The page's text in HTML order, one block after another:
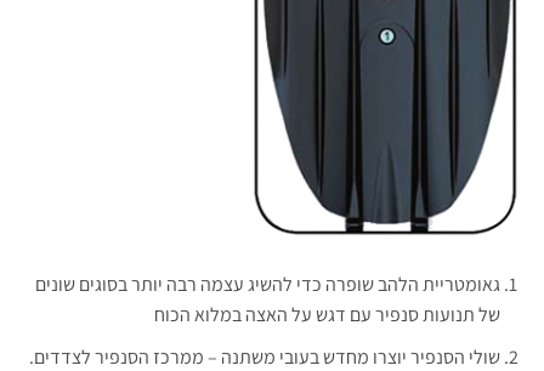
גאומטריית הלהב שופרה כדי להשיג עצמה רבה יותר בסוגים שונים
של תנועות סנפיר עם דגש על האצה במלוא הכוח
שולי הסנפיר יוצרו מחדש בעובי משתנה – ממרכז הסנפיר לצדדים.